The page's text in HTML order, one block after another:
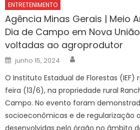
ENTRETENIMENTO
Agência Minas Gerais | Meio
Dia de Campo em Nova
voltadas ao agroprodutor
Posted
on
junho 15, 2024
O Instituto Estadual de Florestas
feira (13/6), na propriedade rural
Campo. No evento foram
socioeconômicas e de regularização
desenvolvidas pelo órgão no âmbito